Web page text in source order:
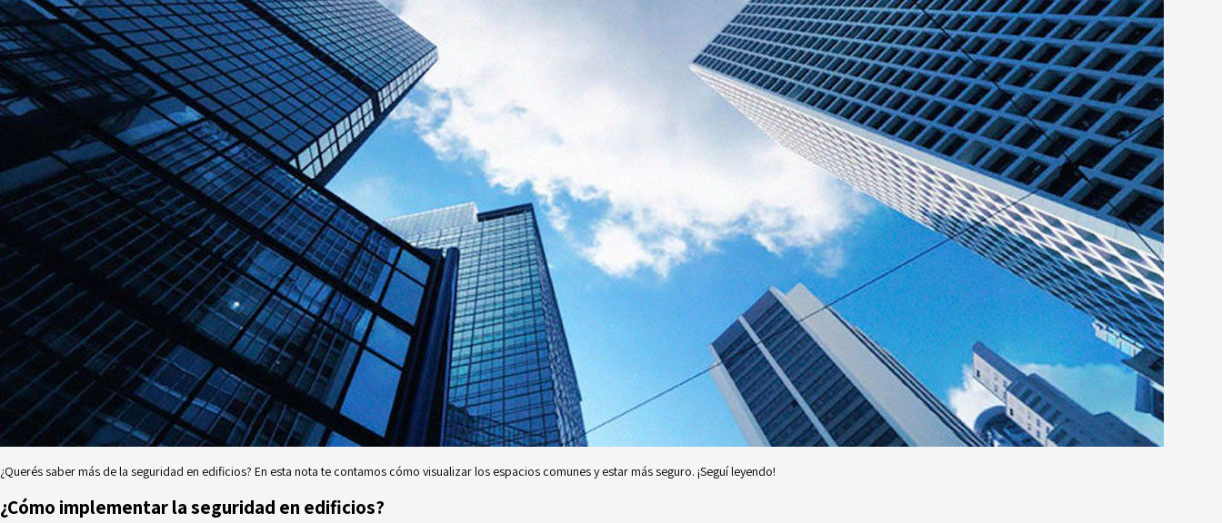
¿Querés saber más de la seguridad en edificios? En esta nota te contamos cómo visualizar los espacios comunes y estar más seguro. ¡Seguí leyendo!
¿Cómo implementar la seguridad en edificios?